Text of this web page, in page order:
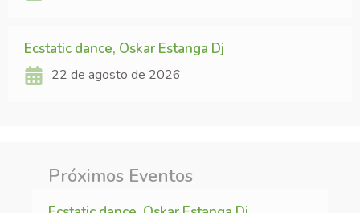
Ecstatic dance, Oskar Estanga Dj
22 de agosto de 2026
Próximos Eventos